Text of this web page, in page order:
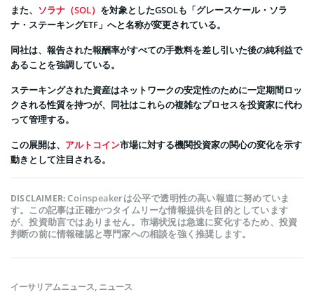
また、 ソラナ（SOL） を対象としたGSOLも「グレースケール・ソラ
ナ・ステーキングETF」へと名称が変更されている。
同社は、報告された報酬率がすべての手数料を差し引いた後の純利益で
あることを強調している。
ステーキングされた資産はネットワークの安定性のために一定期間ロッ
クされる性質を持つが、同社はこれらの複雑なプロセスを投資家に代わ
って管理する。
この展開は、 アルトコイン市場に対する機関投資家の関心の変化を示す
動きとして注目される。
DISCLAIMER:Coinspeakerは公平で透明性の高い報道に努めていま
す。この記事は正確かつタイムリーな情報提供を目的としています
が、投資助言ではありません。市場状況は急速に変化するため、投資
判断の前に情報確認と専門家への相談を強く推奨します。
イーサリアムニュース, ニュース